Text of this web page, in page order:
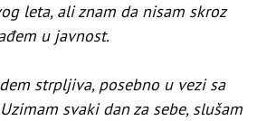
leta, ali znam da nisam skroz
u javnost.
strpljiva, posebno u vezi sa
svaki dan za sebe, slušam